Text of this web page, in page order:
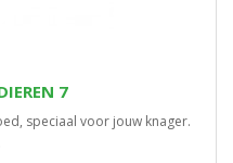
7
speciaal voor jouw knager.